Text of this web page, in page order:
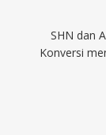
SHN dan
Konversi